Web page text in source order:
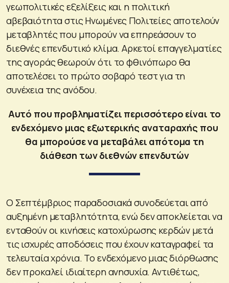
γεωπολιτικές εξελίξεις και η πολιτική
αβεβαιότητα στις Ηνωμένες Πολιτείες αποτελούν
μεταβλητές που μπορούν να επηρεάσουν το
διεθνές επενδυτικό κλίμα. Αρκετοί επαγγελματίες
της αγοράς θεωρούν ότι το φθινόπωρο θα
αποτελέσει το πρώτο σοβαρό τεστ για τη
συνέχεια της ανόδου.
Αυτό που προβληματίζει περισσότερο είναι το
ενδεχόμενο μιας εξωτερικής αναταραχής που
θα μπορούσε να μεταβάλει απότομα τη
διάθεση των διεθνών επενδυτών
Ο Σεπτέμβριος παραδοσιακά συνοδεύεται από
αυξημένη μεταβλητότητα, ενώ δεν αποκλείεται να
ενταθούν οι κινήσεις κατοχύρωσης κερδών μετά
τις ισχυρές αποδόσεις που έχουν καταγραφεί τα
τελευταία χρόνια. Το ενδεχόμενο μιας διόρθωσης
δεν προκαλεί ιδιαίτερη ανησυχία. Αντιθέτως,